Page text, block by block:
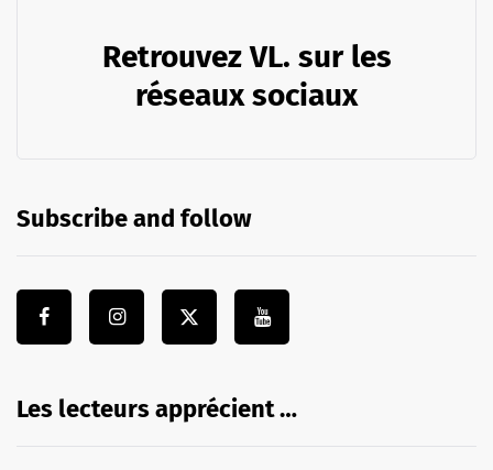
Retrouvez VL. sur les
réseaux sociaux
Subscribe and follow
Les lecteurs apprécient …